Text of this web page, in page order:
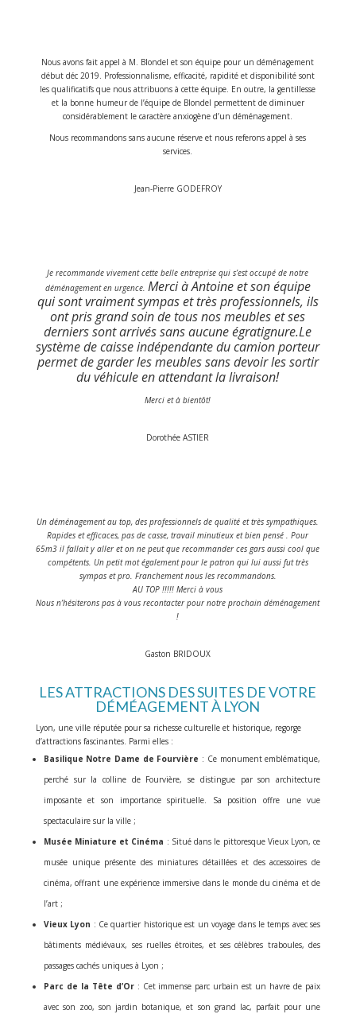
Nous avons fait appel à M. Blondel et son équipe pour un déménagement
début déc 2019. Professionnalisme, efficacité, rapidité et disponibilité sont
les qualificatifs que nous attribuons à cette équipe. En outre, la gentillesse
et la bonne humeur de l’équipe de Blondel permettent de diminuer
considérablement le caractère anxiogène d’un déménagement.
Nous recommandons sans aucune réserve et nous referons appel à ses
services.
Jean-Pierre GODEFROY
Je recommande vivement cette belle entreprise qui s’est occupé de notre
déménagement en urgence. Merci à Antoine et son équipe
qui sont vraiment sympas et très professionnels, ils
ont pris grand soin de tous nos meubles et ses
derniers sont arrivés sans aucune égratignure.Le
système de caisse indépendante du camion porteur
permet de garder les meubles sans devoir les sortir
du véhicule en attendant la livraison!
Merci et à bientôt!
Dorothée ASTIER
Un déménagement au top, des professionnels de qualité et très sympathiques.
Rapides et efficaces, pas de casse, travail minutieux et bien pensé . Pour
65m3 il fallait y aller et on ne peut que recommander ces gars aussi cool que
compétents. Un petit mot également pour le patron qui lui aussi fut très
sympas et pro. Franchement nous les recommandons.
AU TOP !!!!! Merci à vous
Nous n’hésiterons pas à vous recontacter pour notre prochain déménagement
!
Gaston BRIDOUX
LES ATTRACTIONS DES SUITES DE VOTRE
DÉMÉAGEMENT À LYON
Lyon, une ville réputée pour sa richesse culturelle et historique, regorge
d’attractions fascinantes. Parmi elles :
Basilique Notre Dame de Fourvière : Ce monument emblématique,
perché sur la colline de Fourvière, se distingue par son architecture
imposante et son importance spirituelle. Sa position offre une vue
spectaculaire sur la ville ;
Musée Miniature et Cinéma : Situé dans le pittoresque Vieux Lyon, ce
musée unique présente des miniatures détaillées et des accessoires de
cinéma, offrant une expérience immersive dans le monde du cinéma et de
l’art ;
Vieux Lyon : Ce quartier historique est un voyage dans le temps avec ses
bâtiments médiévaux, ses ruelles étroites, et ses célèbres traboules, des
passages cachés uniques à Lyon ;
Parc de la Tête d’Or: Cet immense parc urbain est un havre de paix
avec son zoo, son jardin botanique, et son grand lac, parfait pour une